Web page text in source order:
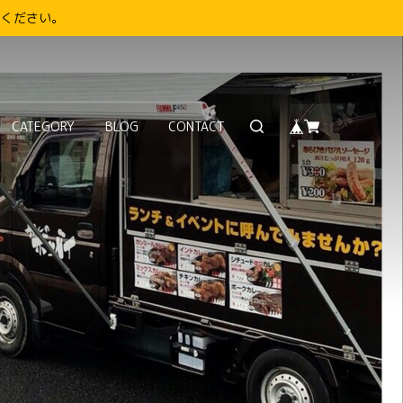
ださい。
CATEGORY BLOG CONTACT